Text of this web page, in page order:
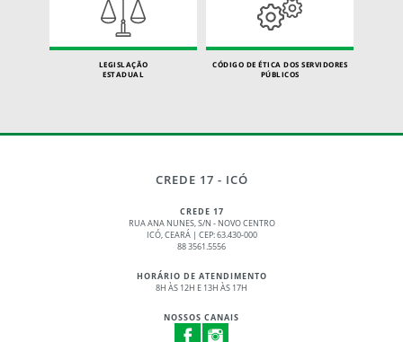
LEGISLAÇÃO
ESTADUAL
CÓDIGO DE ÉTICA DOS SERVIDORES
PÚBLICOS
CREDE 17 - ICÓ
CREDE 17
RUA ANA NUNES, S/N - NOVO CENTRO
ICÓ, CEARÁ | CEP: 63.430-000
88 3561.5556
HORÁRIO DE ATENDIMENTO
8H ÀS 12H E 13H ÀS 17H
NOSSOS CANAIS